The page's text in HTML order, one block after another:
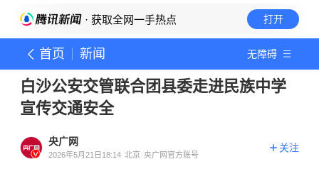
· 获取全网一手热点 打开
首页 新闻 无障碍
白沙公安交管联合团县委走进民族中学
宣传交通安全
央广网
2026年5月21日18:14 北京 央广网官方账号
关注